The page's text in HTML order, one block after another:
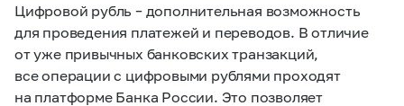
Цифровой рубль – дополнительная возможность
для проведения платежей и переводов. В отличие
от уже привычных банковских транзакций,
все операции с цифровыми рублями проходят
на платформе Банка России. Это позволяет